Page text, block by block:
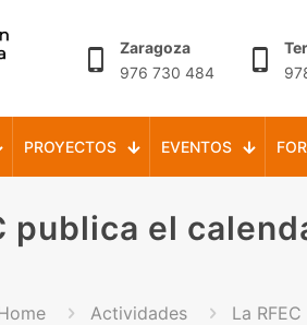
Zaragoza
976 730 484
PROYECTOS EVENTOS
publica el
Actividades La